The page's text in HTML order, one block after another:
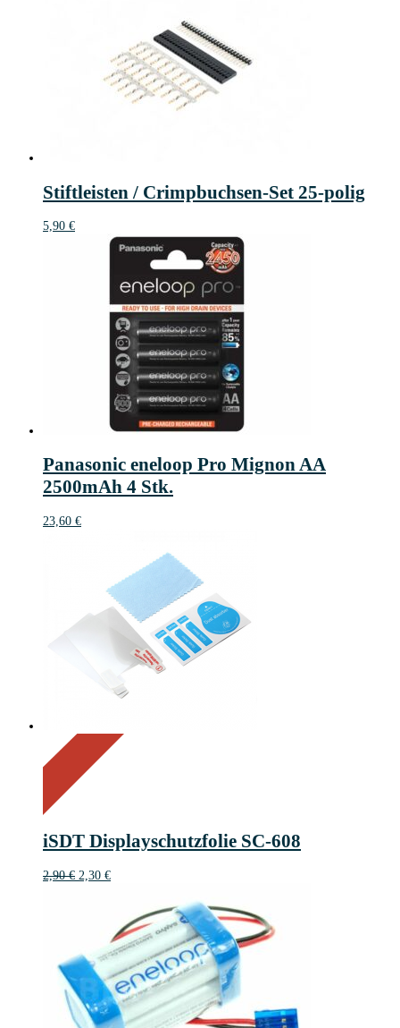
Stiftleisten / Crimpbuchsen-Set 25-polig
5,90 €
Panasonic eneloop Pro Mignon AA
2500mAh 4 Stk.
23,60 €
On Sale
€
iSDT Displayschutzfolie SC-608
2,90€ Ursprünglicher
2,30 €Aktueller
2,30 €.